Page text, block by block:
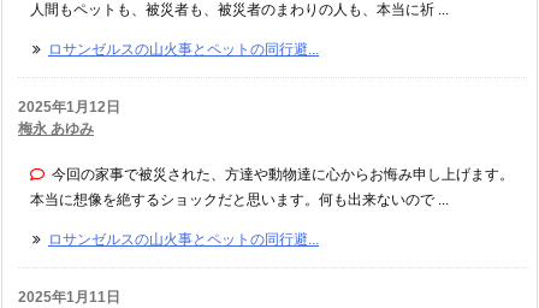
人間もペットも、被災者も、被災者のまわりの人も、本当に祈 ...
ロサンゼルスの山火事とペットの同行避...
2025年1月12日
梅永 あゆみ
今回の家事で被災された、方達や動物達に心からお悔み申し上げます。
本当に想像を絶するショックだと思います。何も出来ないので ...
ロサンゼルスの山火事とペットの同行避...
2025年1月11日